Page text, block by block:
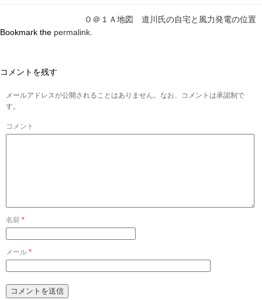
０＠１Ａ地図 道川氏の自宅と風力発電の位置
Bookmark the permalink
コメントを残す
メールアドレスが公開されることはありません。なお、コメントは承認制で
す。
コメント
名前 *
メール *